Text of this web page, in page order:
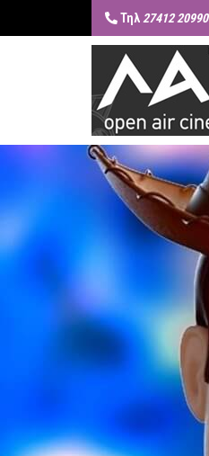
Τηλ 27412 20990